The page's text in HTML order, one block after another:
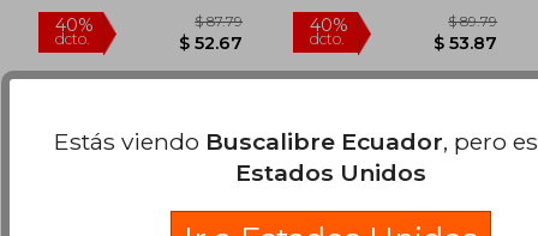
Estás viendo Buscalibre Ecuador, pero
Estados Unidos